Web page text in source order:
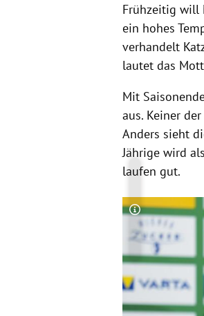
Frühzeitig will
ein hohes
verhandelt
lautet das
Mit
aus. Keiner
Anders sieht
Jährige wird
laufen gut.
Copyright-